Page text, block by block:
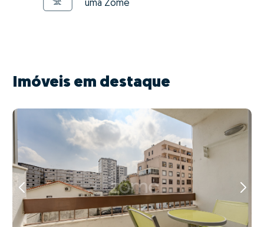
uma Zome
Imóveis em destaque